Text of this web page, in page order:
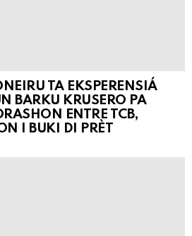
TA EKSPERENSIÁ
BARKU KRUSERO PA
ENTRE TCB,
I BUKI DI PRÈT